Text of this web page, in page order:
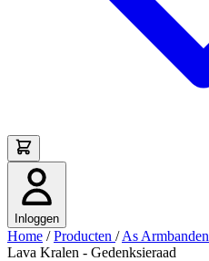
Inloggen
Home / Producten / As Armbanden
Lava Kralen - Gedenksieraad